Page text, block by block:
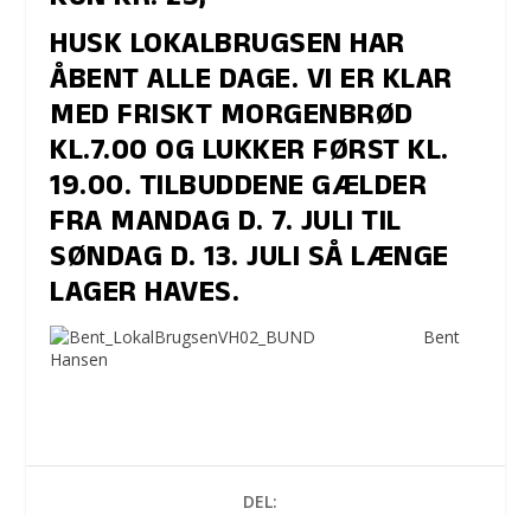
HUSK LOKALBRUGSEN HAR
ÅBENT ALLE DAGE. VI ER KLAR
MED FRISKT MORGENBRØD
KL.7.00 OG LUKKER FØRST KL.
19.00. TILBUDDENE GÆLDER
FRA MANDAG D. 7. JULI TIL
SØNDAG D. 13. JULI SÅ LÆNGE
LAGER HAVES.
Bent
Hansen
DEL: